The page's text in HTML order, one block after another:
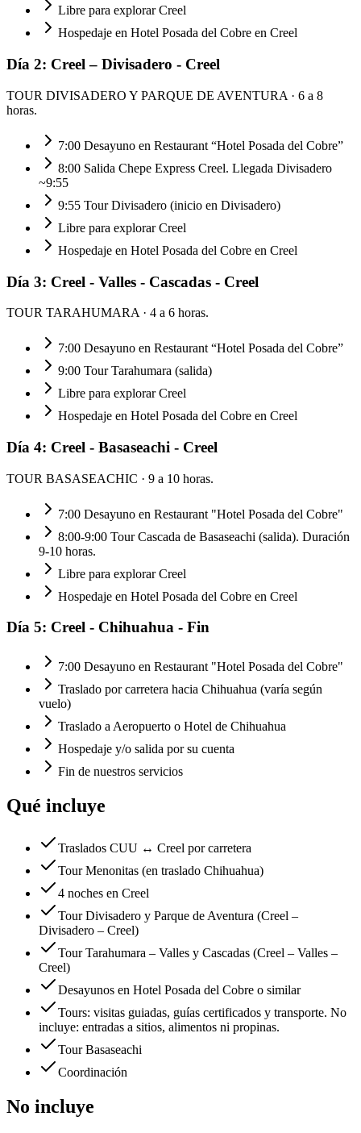
Libre para explorar Creel
Hospedaje en Hotel Posada del Cobre en Creel
Día 2: Creel – Divisadero - Creel
TOUR DIVISADERO Y PARQUE DE AVENTURA · 6 a 8
horas.
7:00 Desayuno en Restaurant “Hotel Posada del Cobre”
8:00 Salida Chepe Express Creel. Llegada Divisadero
~9:55
9:55 Tour Divisadero (inicio en Divisadero)
Libre para explorar Creel
Hospedaje en Hotel Posada del Cobre en Creel
Día 3: Creel - Valles - Cascadas - Creel
TOUR TARAHUMARA · 4 a 6 horas.
7:00 Desayuno en Restaurant “Hotel Posada del Cobre”
9:00 Tour Tarahumara (salida)
Libre para explorar Creel
Hospedaje en Hotel Posada del Cobre en Creel
Día 4: Creel - Basaseachi - Creel
TOUR BASASEACHIC · 9 a 10 horas.
7:00 Desayuno en Restaurant "Hotel Posada del Cobre"
8:00-9:00 Tour Cascada de Basaseachi (salida). Duración
9-10 horas.
Libre para explorar Creel
Hospedaje en Hotel Posada del Cobre en Creel
Día 5: Creel - Chihuahua - Fin
7:00 Desayuno en Restaurant "Hotel Posada del Cobre"
Traslado por carretera hacia Chihuahua (varía según
vuelo)
Traslado a Aeropuerto o Hotel de Chihuahua
Hospedaje y/o salida por su cuenta
Fin de nuestros servicios
Qué incluye
Traslados CUU ↔ Creel por carretera
Tour Menonitas (en traslado Chihuahua)
4 noches en Creel
Tour Divisadero y Parque de Aventura (Creel –
Divisadero – Creel)
Tour Tarahumara – Valles y Cascadas (Creel – Valles –
Creel)
Desayunos en Hotel Posada del Cobre o similar
Tours: visitas guiadas, guías certificados y transporte. No
incluye: entradas a sitios, alimentos ni propinas.
Tour Basaseachi
Coordinación
No incluye